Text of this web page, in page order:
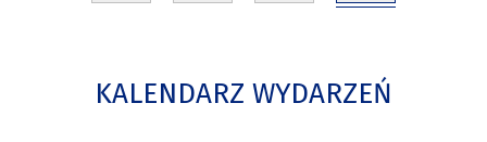
KALENDARZ WYDARZEŃ